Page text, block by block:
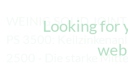
Looking for
WEINIG SOLID
PS 3500:
2500 - Die starke